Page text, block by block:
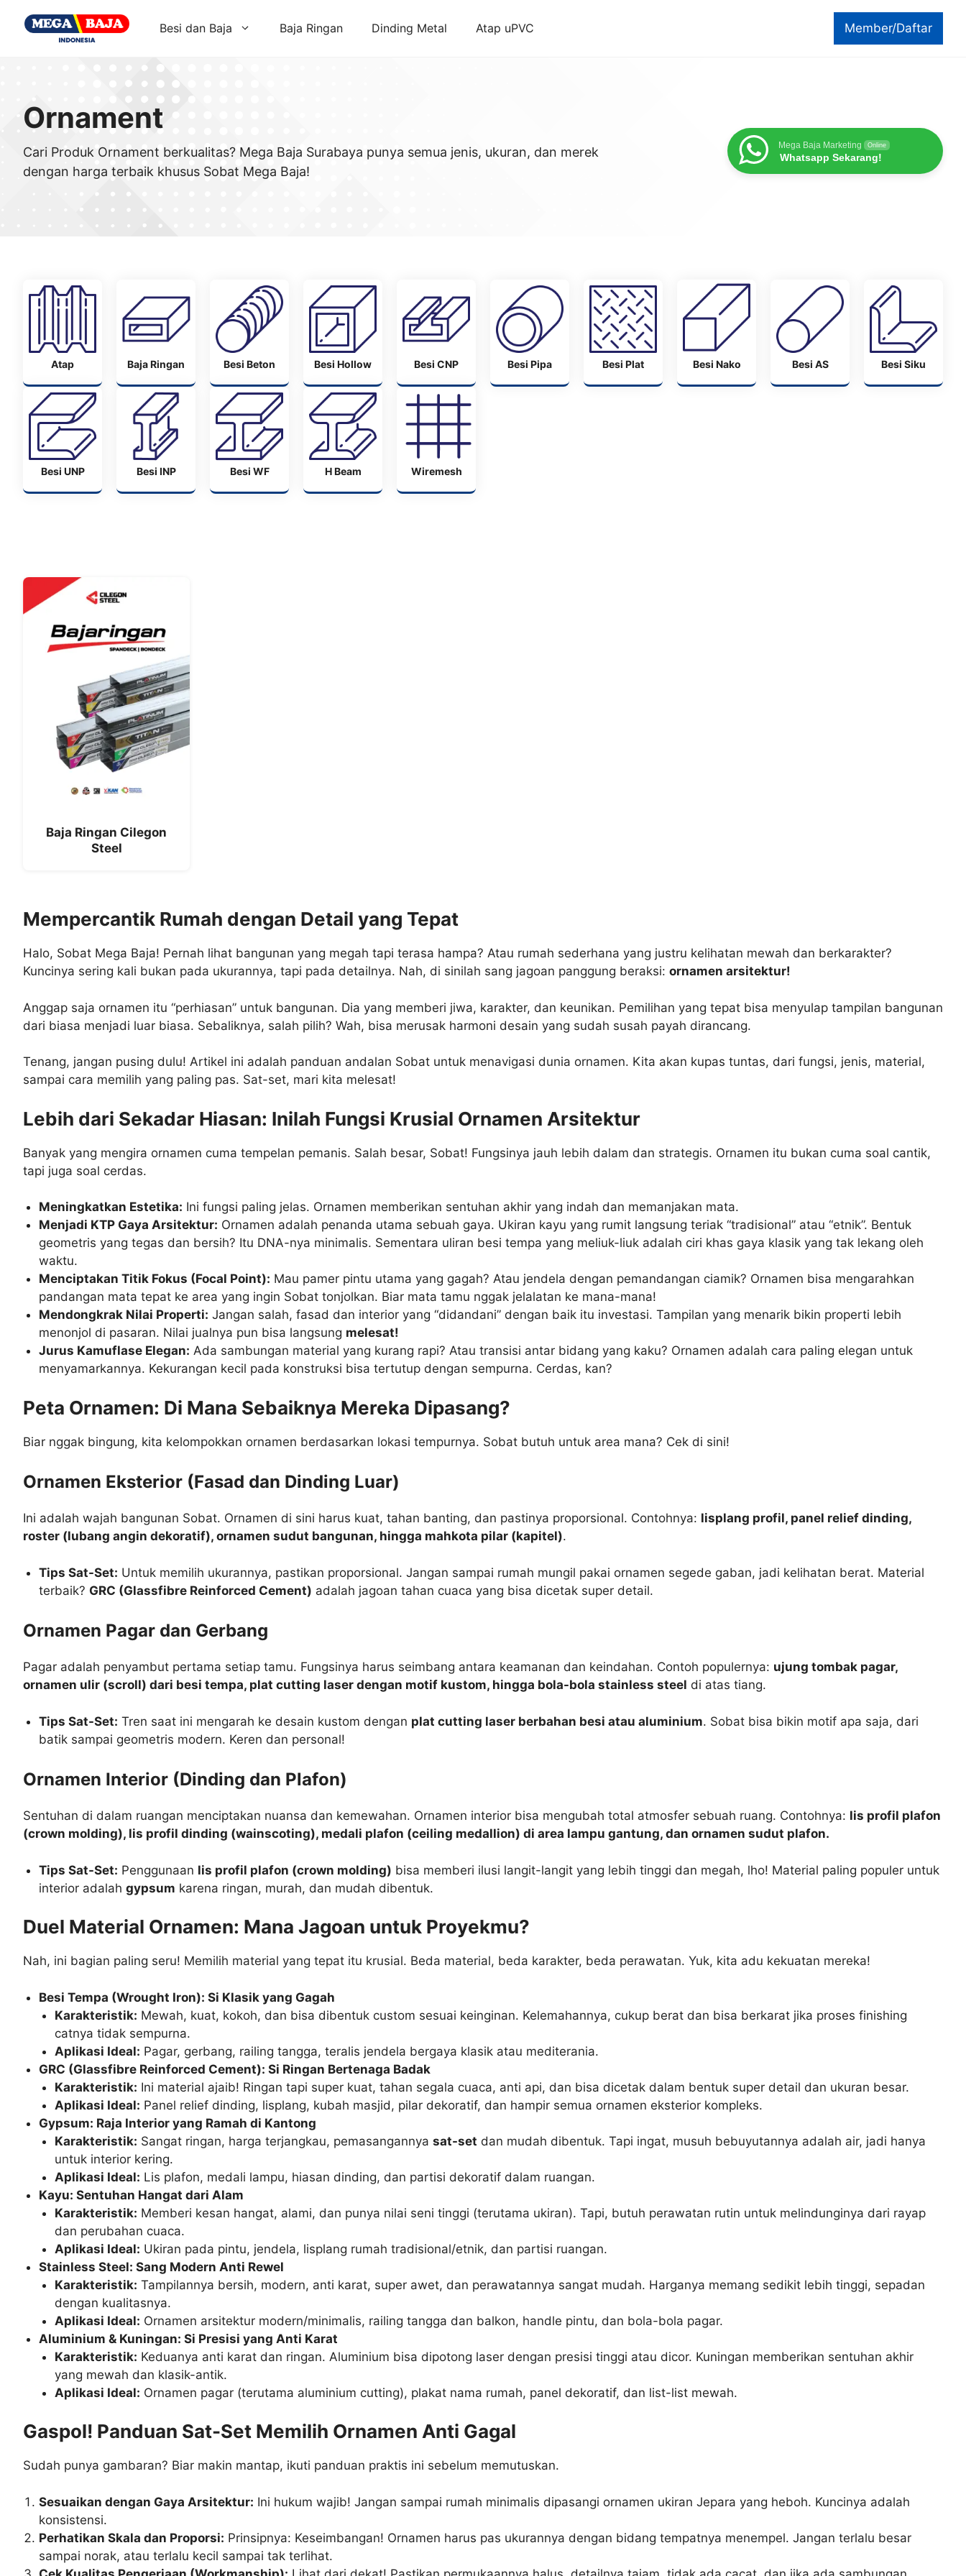
Member/Daftar
Besi dan Baja Baja Ringan Dinding Metal Atap uPVC
Ornament
Cari Produk Ornament berkualitas? Mega Baja Surabaya punya semua jenis, ukuran, dan merek
dengan harga terbaik khusus Sobat Mega Baja!
Mega Baja Marketing Online
Whatsapp Sekarang!
Atap Baja Ringan Besi Beton Besi Hollow Besi CNP Besi Pipa Besi Plat Besi Nako Besi AS Besi Siku
Besi UNP Besi INP Besi WF H Beam Wiremesh
Baja Ringan Cilegon
Steel
Mempercantik Rumah dengan Detail yang Tepat
Halo, Sobat Mega Baja! Pernah lihat bangunan yang megah tapi terasa hampa? Atau rumah sederhana yang justru kelihatan mewah dan berkarakter?
Kuncinya sering kali bukan pada ukurannya, tapi pada detailnya. Nah, di sinilah sang jagoan panggung beraksi: ornamen arsitektur!
Anggap saja ornamen itu “perhiasan” untuk bangunan. Dia yang memberi jiwa, karakter, dan keunikan. Pemilihan yang tepat bisa menyulap tampilan bangunan
dari biasa menjadi luar biasa. Sebaliknya, salah pilih? Wah, bisa merusak harmoni desain yang sudah susah payah dirancang.
Tenang, jangan pusing dulu! Artikel ini adalah panduan andalan Sobat untuk menavigasi dunia ornamen. Kita akan kupas tuntas, dari fungsi, jenis, material,
sampai cara memilih yang paling pas. Sat-set, mari kita melesat!
Lebih dari Sekadar Hiasan: Inilah Fungsi Krusial Ornamen Arsitektur
Banyak yang mengira ornamen cuma tempelan pemanis. Salah besar, Sobat! Fungsinya jauh lebih dalam dan strategis. Ornamen itu bukan cuma soal cantik,
tapi juga soal cerdas.
Meningkatkan Estetika: Ini fungsi paling jelas. Ornamen memberikan sentuhan akhir yang indah dan memanjakan mata.
Menjadi KTP Gaya Arsitektur: Ornamen adalah penanda utama sebuah gaya. Ukiran kayu yang rumit langsung teriak “tradisional” atau “etnik”. Bentuk
geometris yang tegas dan bersih? Itu DNA-nya minimalis. Sementara uliran besi tempa yang meliuk-liuk adalah ciri khas gaya klasik yang tak lekang oleh
waktu.
Menciptakan Titik Fokus (Focal Point): Mau pamer pintu utama yang gagah? Atau jendela dengan pemandangan ciamik? Ornamen bisa mengarahkan
pandangan mata tepat ke area yang ingin Sobat tonjolkan. Biar mata tamu nggak jelalatan ke mana-mana!
Mendongkrak Nilai Properti: Jangan salah, fasad dan interior yang “didandani” dengan baik itu investasi. Tampilan yang menarik bikin properti lebih
menonjol di pasaran. Nilai jualnya pun bisa langsung melesat!
Jurus Kamuflase Elegan: Ada sambungan material yang kurang rapi? Atau transisi antar bidang yang kaku? Ornamen adalah cara paling elegan untuk
menyamarkannya. Kekurangan kecil pada konstruksi bisa tertutup dengan sempurna. Cerdas, kan?
Peta Ornamen: Di Mana Sebaiknya Mereka Dipasang?
Biar nggak bingung, kita kelompokkan ornamen berdasarkan lokasi tempurnya. Sobat butuh untuk area mana? Cek di sini!
Ornamen Eksterior (Fasad dan Dinding Luar)
Ini adalah wajah bangunan Sobat. Ornamen di sini harus kuat, tahan banting, dan pastinya proporsional. Contohnya: lisplang profil, panel relief dinding,
roster (lubang angin dekoratif), ornamen sudut bangunan, hingga mahkota pilar (kapitel).
Tips Sat-Set: Untuk memilih ukurannya, pastikan proporsional. Jangan sampai rumah mungil pakai ornamen segede gaban, jadi kelihatan berat. Material
terbaik? GRC (Glassfibre Reinforced Cement) adalah jagoan tahan cuaca yang bisa dicetak super detail.
Ornamen Pagar dan Gerbang
Pagar adalah penyambut pertama setiap tamu. Fungsinya harus seimbang antara keamanan dan keindahan. Contoh populernya: ujung tombak pagar,
ornamen ulir (scroll) dari besi tempa, plat cutting laser dengan motif kustom, hingga bola-bola stainless steel di atas tiang.
Tips Sat-Set: Tren saat ini mengarah ke desain kustom dengan plat cutting laser berbahan besi atau aluminium. Sobat bisa bikin motif apa saja, dari
batik sampai geometris modern. Keren dan personal!
Ornamen Interior (Dinding dan Plafon)
Sentuhan di dalam ruangan menciptakan nuansa dan kemewahan. Ornamen interior bisa mengubah total atmosfer sebuah ruang. Contohnya: lis profil plafon
(crown molding), lis profil dinding (wainscoting), medali plafon (ceiling medallion) di area lampu gantung, dan ornamen sudut plafon.
Tips Sat-Set: Penggunaan lis profil plafon (crown molding) bisa memberi ilusi langit-langit yang lebih tinggi dan megah, lho! Material paling populer untuk
interior adalahgypsum karena ringan, murah, dan mudah dibentuk.
Duel Material Ornamen: Mana Jagoan untuk Proyekmu?
Nah, ini bagian paling seru! Memilih material yang tepat itu krusial. Beda material, beda karakter, beda perawatan. Yuk, kita adu kekuatan mereka!
Besi Tempa (Wrought Iron): Si Klasik yang Gagah
Karakteristik: Mewah, kuat, kokoh, dan bisa dibentuk custom sesuai keinginan. Kelemahannya, cukup berat dan bisa berkarat jika proses finishing
catnya tidak sempurna.
Aplikasi Ideal: Pagar, gerbang, railing tangga, teralis jendela bergaya klasik atau mediterania.
GRC (Glassfibre Reinforced Cement): Si Ringan Bertenaga Badak
Karakteristik: Ini material ajaib! Ringan tapi super kuat, tahan segala cuaca, anti api, dan bisa dicetak dalam bentuk super detail dan ukuran besar.
Aplikasi Ideal: Panel relief dinding, lisplang, kubah masjid, pilar dekoratif, dan hampir semua ornamen eksterior kompleks.
Gypsum: Raja Interior yang Ramah di Kantong
Karakteristik: Sangat ringan, harga terjangkau, pemasangannyasat-set dan mudah dibentuk. Tapi ingat, musuh bebuyutannya adalah air, jadi hanya
untuk interior kering.
Aplikasi Ideal: Lis plafon, medali lampu, hiasan dinding, dan partisi dekoratif dalam ruangan.
Kayu: Sentuhan Hangat dari Alam
Karakteristik: Memberi kesan hangat, alami, dan punya nilai seni tinggi (terutama ukiran). Tapi, butuh perawatan rutin untuk melindunginya dari rayap
dan perubahan cuaca.
Aplikasi Ideal: Ukiran pada pintu, jendela, lisplang rumah tradisional/etnik, dan partisi ruangan.
Stainless Steel: Sang Modern Anti Rewel
Karakteristik: Tampilannya bersih, modern, anti karat, super awet, dan perawatannya sangat mudah. Harganya memang sedikit lebih tinggi, sepadan
dengan kualitasnya.
Aplikasi Ideal: Ornamen arsitektur modern/minimalis, railing tangga dan balkon, handle pintu, dan bola-bola pagar.
Aluminium & Kuningan: Si Presisi yang Anti Karat
Karakteristik: Keduanya anti karat dan ringan. Aluminium bisa dipotong laser dengan presisi tinggi atau dicor. Kuningan memberikan sentuhan akhir
yang mewah dan klasik-antik.
Aplikasi Ideal: Ornamen pagar (terutama aluminium cutting), plakat nama rumah, panel dekoratif, dan list-list mewah.
Gaspol! Panduan Sat-Set Memilih Ornamen Anti Gagal
Sudah punya gambaran? Biar makin mantap, ikuti panduan praktis ini sebelum memutuskan.
Sesuaikan dengan Gaya Arsitektur: Ini hukum wajib! Jangan sampai rumah minimalis dipasangi ornamen ukiran Jepara yang heboh. Kuncinya adalah
konsistensi.
Perhatikan Skala dan Proporsi: Prinsipnya: Keseimbangan! Ornamen harus pas ukurannya dengan bidang tempatnya menempel. Jangan terlalu besar
sampai norak, atau terlalu kecil sampai tak terlihat.